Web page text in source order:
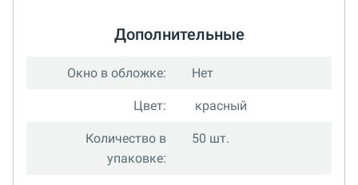
Дополнительные
Окно в обложке: Нет
Цвет: красный
Количество в
упаковке:
50 шт.